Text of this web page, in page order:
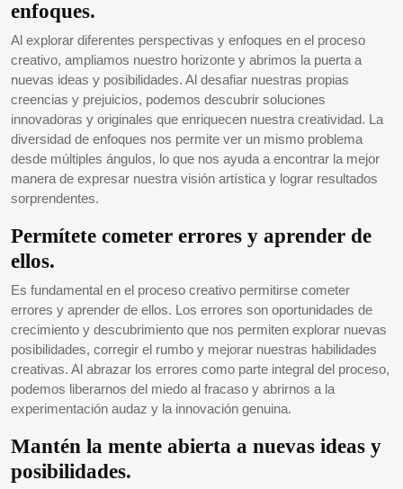
enfoques.
Al explorar diferentes perspectivas y enfoques en el proceso
creativo, ampliamos nuestro horizonte y abrimos la puerta a
nuevas ideas y posibilidades. Al desafiar nuestras propias
creencias y prejuicios, podemos descubrir soluciones
innovadoras y originales que enriquecen nuestra creatividad. La
diversidad de enfoques nos permite ver un mismo problema
desde múltiples ángulos, lo que nos ayuda a encontrar la mejor
manera de expresar nuestra visión artística y lograr resultados
sorprendentes.
Permítete cometer errores y aprender de
ellos.
Es fundamental en el proceso creativo permitirse cometer
errores y aprender de ellos. Los errores son oportunidades de
crecimiento y descubrimiento que nos permiten explorar nuevas
posibilidades, corregir el rumbo y mejorar nuestras habilidades
creativas. Al abrazar los errores como parte integral del proceso,
podemos liberarnos del miedo al fracaso y abrirnos a la
experimentación audaz y la innovación genuina.
Mantén la mente abierta a nuevas ideas y
posibilidades.